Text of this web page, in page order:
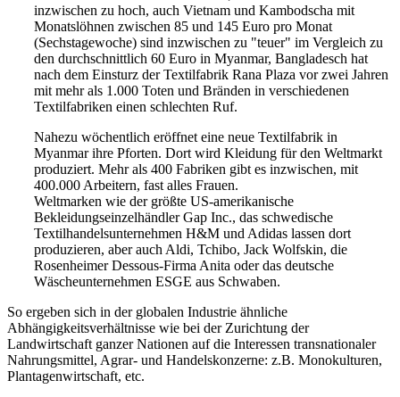
inzwischen zu hoch, auch Vietnam und Kambodscha mit
Monatslöhnen zwischen 85 und 145 Euro pro Monat
(Sechstagewoche) sind inzwischen zu "teuer" im Vergleich zu
den durchschnittlich 60 Euro in Myanmar, Bangladesch hat
nach dem Einsturz der Textilfabrik Rana Plaza vor zwei Jahren
mit mehr als 1.000 Toten und Bränden in verschiedenen
Textilfabriken einen schlechten Ruf.
Nahezu wöchentlich eröffnet eine neue Textilfabrik in
Myanmar ihre Pforten. Dort wird Kleidung für den Weltmarkt
produziert. Mehr als 400 Fabriken gibt es inzwischen, mit
400.000 Arbeitern, fast alles Frauen.
Weltmarken wie der größte US-amerikanische
Bekleidungseinzelhändler Gap Inc., das schwedische
Textilhandelsunternehmen H&M und Adidas lassen dort
produzieren, aber auch Aldi, Tchibo, Jack Wolfskin, die
Rosenheimer Dessous-Firma Anita oder das deutsche
Wäscheunternehmen ESGE aus Schwaben.
So ergeben sich in der globalen Industrie ähnliche
Abhängigkeitsverhältnisse wie bei der Zurichtung der
Landwirtschaft ganzer Nationen auf die Interessen transnationaler
Nahrungsmittel, Agrar- und Handelskonzerne: z.B. Monokulturen,
Plantagenwirtschaft, etc.